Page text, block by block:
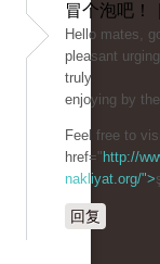
冒个泡吧！
Hello mates,
pleasant
truly
enjoying by
Feel free to
href=" http://
nakliyat.org/">
回复